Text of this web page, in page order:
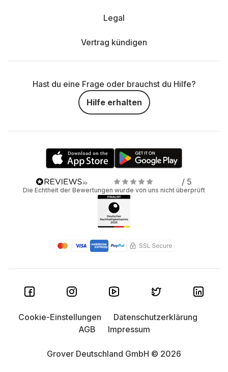
Legal
Vertrag kündigen
Hast du eine Frage oder brauchst du Hilfe?
Hilfe erhalten
/ 5
Die Echtheit der Bewertungen wurde von uns nicht überprüft
Grover Deutschland GmbH © 2026
Cookie-Einstellungen
Datenschutzerklärung
AGB
Impressum